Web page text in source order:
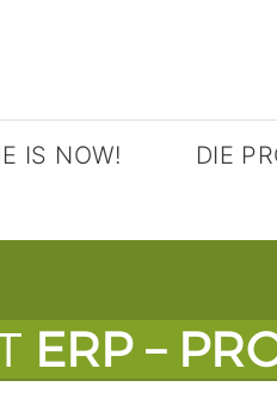
IS NOW! DIE
für
Ihre
Global
ERP –